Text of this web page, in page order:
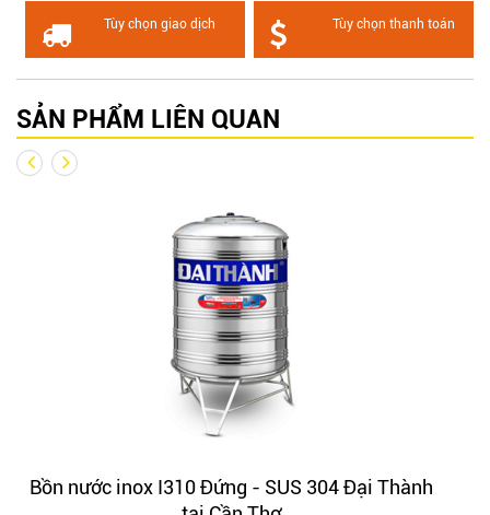
Tùy chọn giao dịch Tùy chọn thanh toán
SẢN PHẨM LIÊN QUAN
Bồn nước inox I310 Đứng - SUS 304 Đại Thành